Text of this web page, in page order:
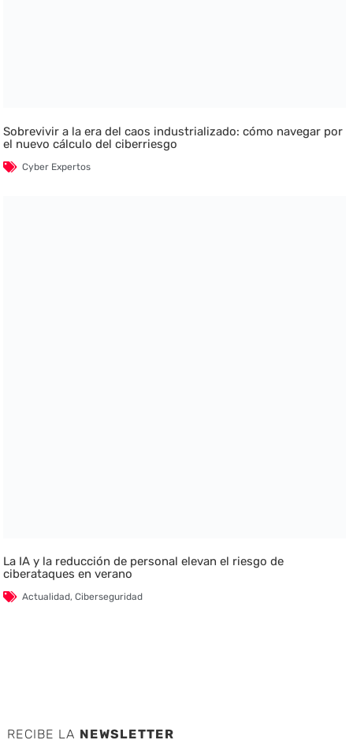
Sobrevivir a la era del caos industrializado: cómo navegar por
el nuevo cálculo del ciberriesgo
Cyber Expertos
La IA y la reducción de personal elevan el riesgo de
ciberataques en verano
Actualidad,Ciberseguridad
RECIBE LA NEWSLETTER